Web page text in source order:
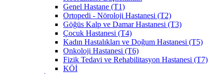
Genel Hastane (T1)
Ortopedi - Nöroloji Hastanesi (T2)
Göğüs Kalp ve Damar Hastanesi (T3)
Çocuk Hastanesi (T4)
Kadın Hastalıkları ve Doğum Hastanesi (T5)
Onkoloji Hastanesi (T6)
Fizik Tedavi ve Rehabilitasyon Hastanesi (T7)
KÖİ